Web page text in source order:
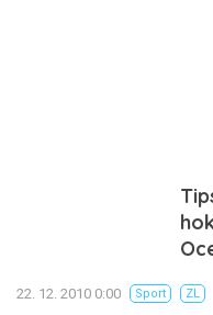
22. 12. 2010 0:00 Sport ZL